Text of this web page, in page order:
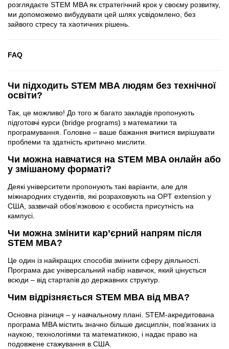
розглядаєте STEM MBA як стратегічний крок у своєму розвитку,
ми допоможемо вибудувати цей шлях усвідомлено, без
зайвого стресу та хаотичних рішень.
FAQ
Чи підходить STEM MBA людям без технічної
освіти?
Так, це можливо! До того ж багато закладів пропонують
підготовчі курси (bridge programs) з математики та
програмування. Головне – ваше бажання вчитися вирішувати
проблеми та здатність критично мислити.
Чи можна навчатися на STEM MBA онлайн або
у змішаному форматі?
Деякі університети пропонують такі варіанти, але для
міжнародних студентів, які розраховують на OPT extension у
США, зазвичай обов’язковою є особиста присутність на
кампусі.
Чи можна змінити кар’єрний напрям після
STEM MBA?
Це один із найкращих способів змінити сферу діяльності.
Програма дає універсальний набір навичок, який цінується
всюди – від стартапів до державних структур.
Чим відрізняється STEM MBA від MBA?
Основна різниця – у навчальному плані. STEM-акредитована
програма MBA містить значно більше дисциплін, пов’язаних із
наукою, технологіями та математикою, і надає право на
подовжене стажування в США.